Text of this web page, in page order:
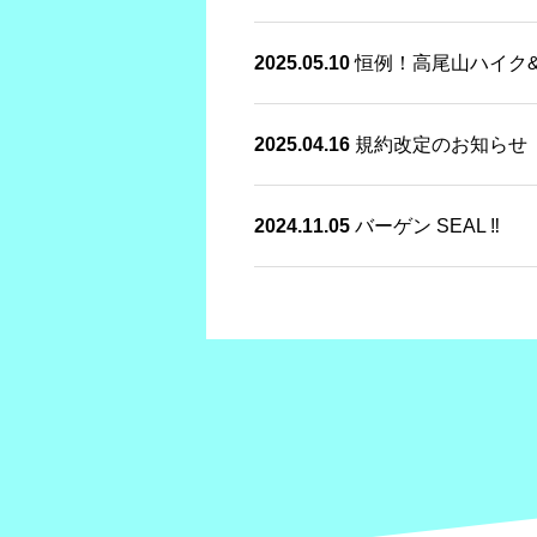
2025.05.10恒例！高尾山ハイク
2025.04.16 規約改定のお知らせ
2024.11.05 バーゲン SEAL ‼